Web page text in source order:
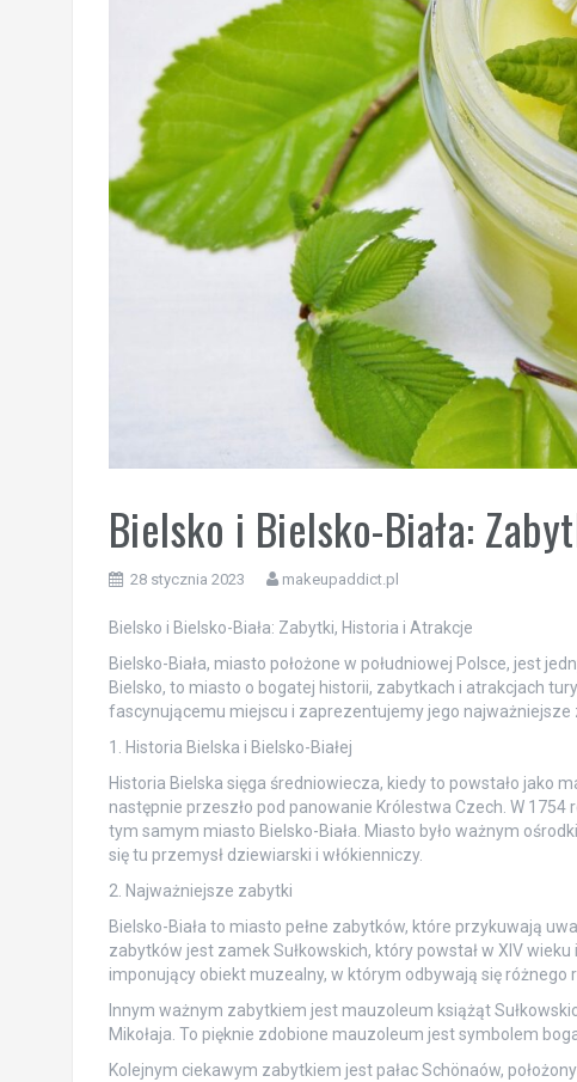
Bielsko i Bielsko-Biała:
28 stycznia 2023 makeupaddict.pl
Bielsko i Bielsko-Biała: Zabytki, Historia i Atrakcje
Bielsko-Biała, miasto położone w południowej Polsce, jest
Bielsko, to miasto o bogatej historii, zabytkach i atrakcjach
fascynującemu miejscu i zaprezentujemy jego najważniejsze
1. Historia Bielska i Bielsko-Białej
Historia Bielska sięga średniowiecza, kiedy to powstało jako
następnie przeszło pod panowanie Królestwa Czech. W
tym samym miasto Bielsko-Biała. Miasto było ważnym
się tu przemysł dziewiarski i włókienniczy.
2. Najważniejsze zabytki
Bielsko-Biała to miasto pełne zabytków, które przykuwają
zabytków jest zamek Sułkowskich, który powstał w XIV
imponujący obiekt muzealny, w którym odbywają się różnego
Innym ważnym zabytkiem jest mauzoleum książąt
Mikołaja. To pięknie zdobione mauzoleum jest symbolem
Kolejnym ciekawym zabytkiem jest pałac Schönaów,